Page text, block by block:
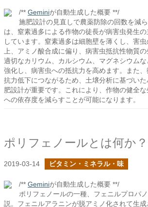
/** Geminiが自動生成した概要 **/
施肥設計の見直しで農薬防除の回数を減
は、窒素過多による作物の徒長が病害虫発生
しています。窒素過多は細胞壁を薄くし、害
上、アミノ酸合成に偏り、病害虫抵抗性物質の
適切なカリウム、カルシウム、マグネシウム
強化し、病害虫への抵抗力を高めます。また
抗力低下につながるため、土壌分析に基づい
肥設計が重要です。これにより、作物の健全
への依存度を減らすことが可能になります。
2019-03-14 ビタミン・ミネラル・味
/** Geminiが自動生成した概要 **/
ポリフェノールの一種、フェニルプロパ
説。フェニルアラニンが脱アミノ化されて生